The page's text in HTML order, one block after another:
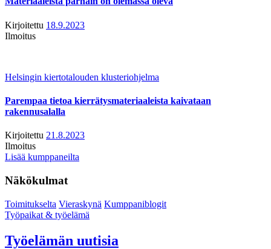
Kirjoitettu 18.9.2023
Ilmoitus
Helsingin kiertotalouden klusteriohjelma
Parempaa tietoa kierrätysmateriaaleista kaivataan
rakennusalalla
Kirjoitettu 21.8.2023
Ilmoitus
Lisää kumppaneilta
Näkökulmat
Toimitukselta Vieraskynä Kumppaniblogit
Työpaikat & työelämä
Työelämän uutisia